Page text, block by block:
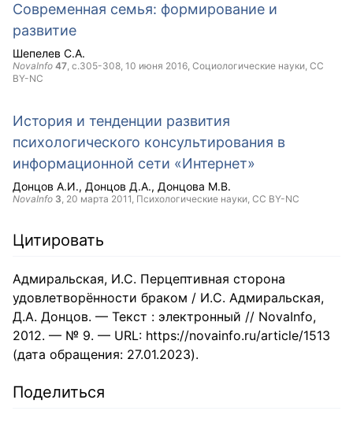
Современная семья: формирование и
развитие
Шепелев С.А.
NovaInfo 47, с.305-308, 10 июня 2016, Социологические науки, CC
BY-NC
История и тенденции развития
психологического консультирования в
информационной сети «Интернет»
Донцов А.И. Донцов Д.А. Донцова М.В.
NovaInfo 3, 20 марта 2011, Психологические науки, CC BY-NC
Цитировать
Адмиральская, И.С. Перцептивная сторона
удовлетворённости браком / И.С. Адмиральская,
Д.А. Донцов. — Текст : электронный // NovaInfo,
2012. — № 9. — URL: https://novainfo.ru/article/1513
(дата обращения: 27.01.2023).
Поделиться